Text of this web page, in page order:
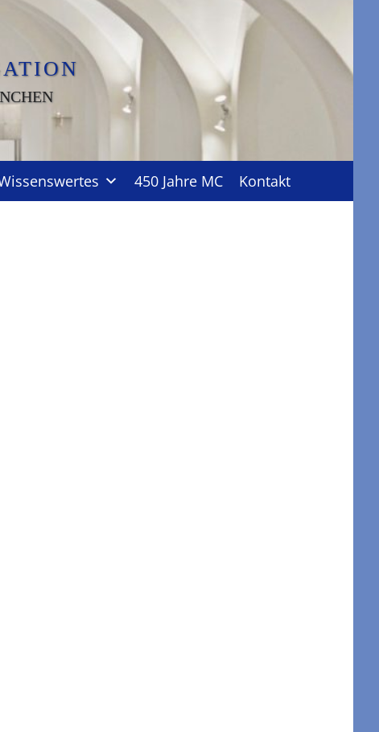
450 Jahre MC Kontakt